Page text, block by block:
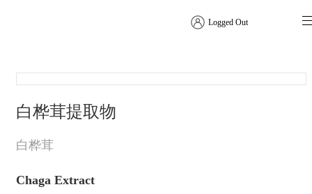
Logged Out
白桦茸提取物
白桦茸
Chaga Extract